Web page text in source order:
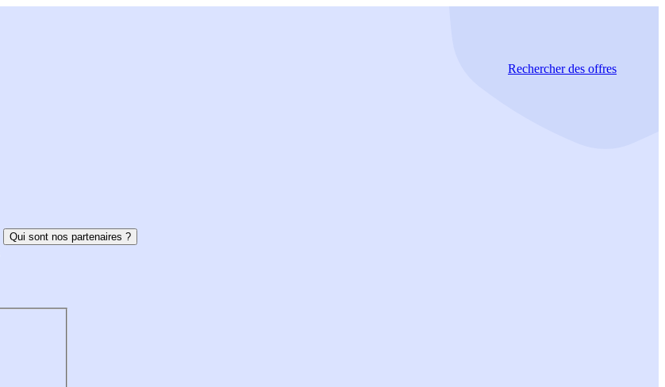
Rechercherdes offres
Qui sont nos partenaires ?